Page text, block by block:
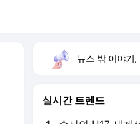
뉴스 밖 이야기, 다
실시간 트렌드